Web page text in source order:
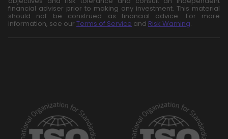
financial adviser prior to making any investment. This material
should not be construed as financial advice. For more
information, see our Terms of Service and Risk Warning.